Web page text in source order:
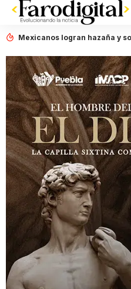
Mexicanos logran hazaña y